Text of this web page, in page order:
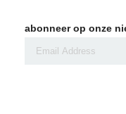
abonneer op onze